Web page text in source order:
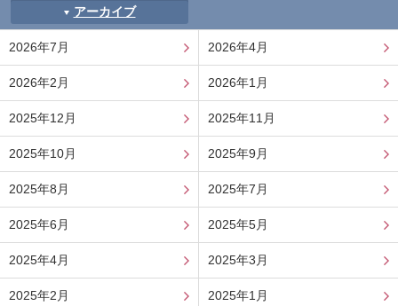
アーカイブ
2026年7月 2026年4月
2026年2月 2026年1月
2025年12月 2025年11月
2025年10月 2025年9月
2025年8月 2025年7月
2025年6月 2025年5月
2025年4月 2025年3月
2025年2月 2025年1月